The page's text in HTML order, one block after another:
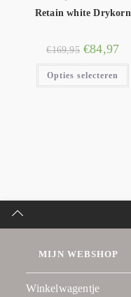
Retain white Drykorn
€169,95 €84,97
Opties selecteren
MIJN WEBSHOP
Winkelwagentje